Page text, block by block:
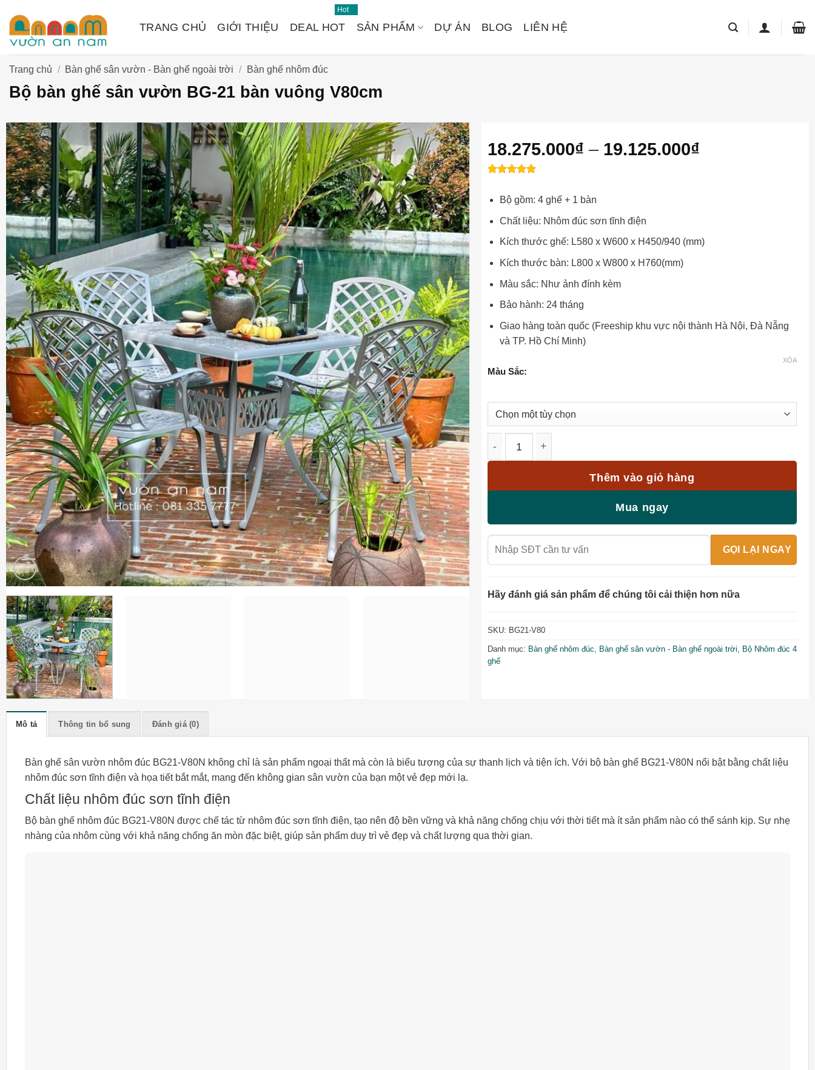
qua
nội
dung
TRANG CHỦ GIỚI THIỆU DEAL HOT
Hot
SẢN PHẨM DỰ ÁN BLOG LIÊN HỆ
Trang chủ / Bàn ghế sân vườn - Bàn ghế ngoài trời / Bàn ghế nhôm đúc
Bộ bàn ghế sân vườn BG-21 bàn vuông V80cm
18.275.000₫ – 19.125.000₫Khoảng
19.125.000₫
dựa trên
đánh giá
giá
Bộ gồm: 4 ghế + 1 bàn
Chất liệu: Nhôm đúc sơn tĩnh điện
Kích thước ghế: L580 x W600 x H450/940 (mm)
Kích thước bàn: L800 x W800 x H760(mm)
Màu sắc: Như ảnh đính kèm
Bảo hành: 24 tháng
Giao hàng toàn quốc (Freeship khu vực nội thành Hà Nội, Đà Nẵng
và TP. Hồ Chí Minh)
Màu Sắc:
Thêm vào giỏ hàng
Mua ngay
Hãy đánh giá sản phẩm để chúng tôi cải thiện hơn nữa
SKU: BG21-V80
Danh mục: Bàn ghế nhôm đúc Bàn ghế sân vườn - Bàn ghế ngoài trời
Bộ Nhôm đúc 4
ghế
Mô tả Thông tin bổ sung Đánh giá (0)
Bàn ghế sân vườn nhôm đúc BG21-V80N không chỉ là sản phẩm ngoại thất mà còn là biểu tượng của sự thanh lịch và tiện ích. Với bộ bàn ghế BG21-V80N nổi bật bằng chất liệu
nhôm đúc sơn tĩnh điện và họa tiết bắt mắt, mang đến không gian sân vườn của bạn một vẻ đẹp mới lạ.
Chất liệu nhôm đúc sơn tĩnh điện
Bộ bàn ghế nhôm đúc BG21-V80N được chế tác từ nhôm đúc sơn tĩnh điện, tạo nên độ bền vững và khả năng chống chịu với thời tiết mà ít sản phẩm nào có thể sánh kịp. Sự nhẹ
nhàng của nhôm cùng với khả năng chống ăn mòn đặc biệt, giúp sản phẩm duy trì vẻ đẹp và chất lượng qua thời gian.